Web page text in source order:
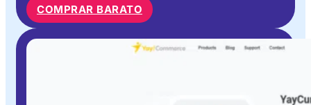
COMPRAR BARATO